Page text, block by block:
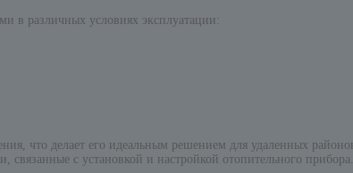
в различных условиях эксплуатации:
что делает его идеальным решением для удаленных
с установкой и настройкой отопительного прибора.